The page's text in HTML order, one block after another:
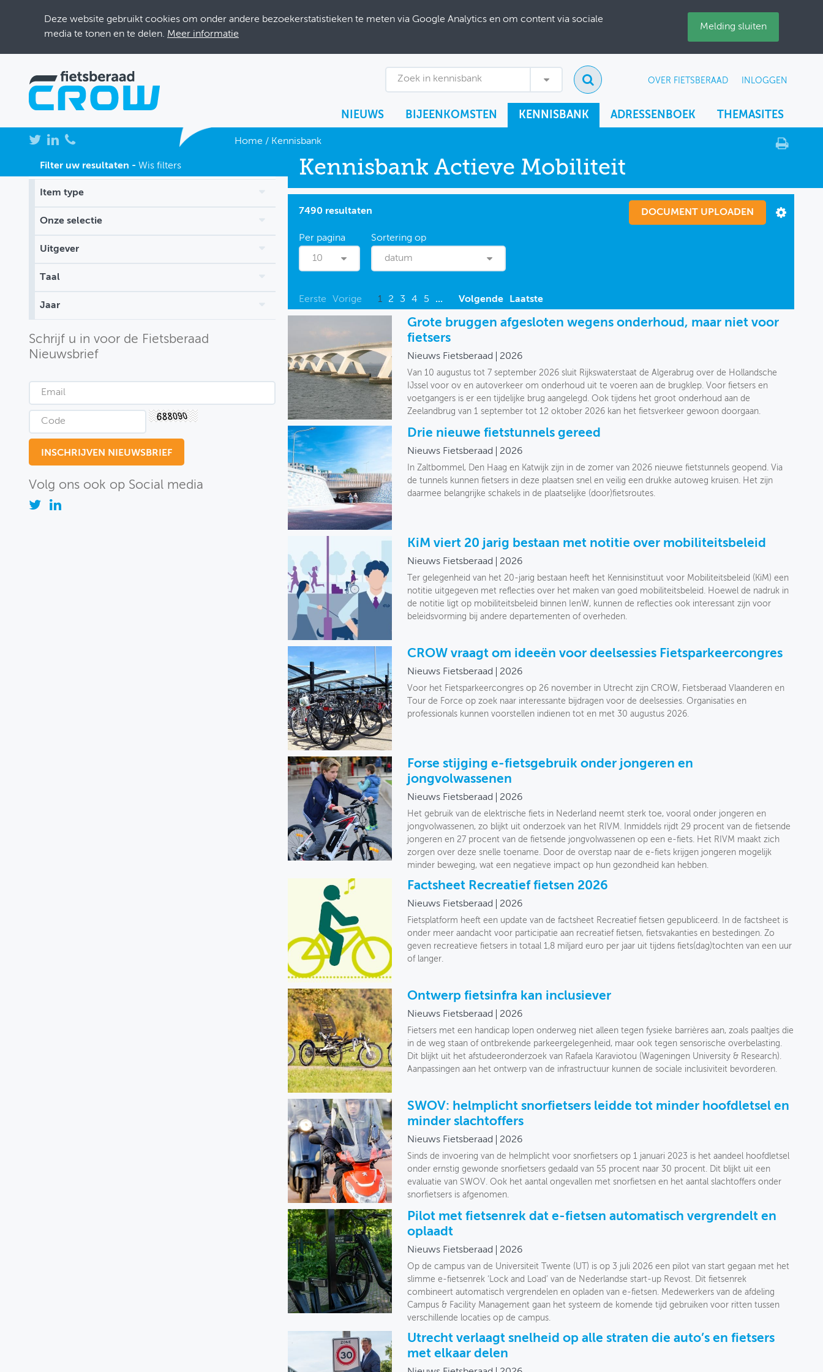
Deze website gebruikt cookies om onder andere bezoekerstatistieken te meten via Google Analytics en om content via sociale
media te tonen en te delen. Meer informatie
Melding sluiten
Zoek in kennisbank OVER FIETSBERAAD INLOGGEN
NIEUWS BIJEENKOMSTEN KENNISBANK ADRESSENBOEK THEMASITES
NIEUWS
BIJEENKOMSTEN
KENNISBANK
ADRESSENBOEK
OVER FIETSBERAAD
Home / Kennisbank
Filter uw resultaten - Wis filters
Item type
Onze selectie
Uitgever
Taal
Jaar
Schrijf u in voor de Fietsberaad
Nieuwsbrief
Volg ons ook op Social media
Kennisbank Actieve Mobiliteit
7490 resultaten DOCUMENT UPLOADEN
10 datum
Eerste Vorige 1 2 3 4 5 ... Volgende Laatste
Grote bruggen afgesloten wegens onderhoud, maar niet voor
fietsers
Nieuws Fietsberaad 2026
Van 10 augustus tot 7 september 2026 sluit Rijkswaterstaat de Algerabrug over de Hollandsche
IJssel voor ov en autoverkeer om onderhoud uit te voeren aan de brugklep. Voor fietsers en
voetgangers is er een tijdelijke brug aangelegd. Ook tijdens het groot onderhoud aan de
Zeelandbrug van 1 september tot 12 oktober 2026 kan het fietsverkeer gewoon doorgaan.
Drie nieuwe fietstunnels gereed
Nieuws Fietsberaad 2026
In Zaltbommel, Den Haag en Katwijk zijn in de zomer van 2026 nieuwe fietstunnels geopend. Via
de tunnels kunnen fietsers in deze plaatsen snel en veilig een drukke autoweg kruisen. Het zijn
daarmee belangrijke schakels in de plaatselijke (door)fietsroutes.
KiM viert 20 jarig bestaan met notitie over mobiliteitsbeleid
Nieuws Fietsberaad 2026
Ter gelegenheid van het 20-jarig bestaan heeft het Kennisinstituut voor Mobiliteitsbeleid (KiM) een
notitie uitgegeven met reflecties over het maken van goed mobiliteitsbeleid. Hoewel de nadruk in
de notitie ligt op mobiliteitsbeleid binnen IenW, kunnen de reflecties ook interessant zijn voor
beleidsvorming bij andere departementen of overheden.
CROW vraagt om ideeën voor deelsessies Fietsparkeercongres
Nieuws Fietsberaad 2026
Voor het Fietsparkeercongres op 26 november in Utrecht zijn CROW, Fietsberaad Vlaanderen en
Tour de Force op zoek naar interessante bijdragen voor de deelsessies. Organisaties en
professionals kunnen voorstellen indienen tot en met 30 augustus 2026.
Forse stijging e-fietsgebruik onder jongeren en
jongvolwassenen
Nieuws Fietsberaad 2026
Het gebruik van de elektrische fiets in Nederland neemt sterk toe, vooral onder jongeren en
jongvolwassenen, zo blijkt uit onderzoek van het RIVM. Inmiddels rijdt 29 procent van de fietsende
jongeren en 27 procent van de fietsende jongvolwassenen op een e-fiets. Het RIVM maakt zich
zorgen over deze snelle toename. Door de overstap naar de e-fiets krijgen jongeren mogelijk
minder beweging, wat een negatieve impact op hun gezondheid kan hebben.
Factsheet Recreatief fietsen 2026
Nieuws Fietsberaad 2026
Fietsplatform heeft een update van de factsheet Recreatief fietsen gepubliceerd. In de factsheet is
onder meer aandacht voor participatie aan recreatief fietsen, fietsvakanties en bestedingen. Zo
geven recreatieve fietsers in totaal 1,8 miljard euro per jaar uit tijdens fiets(dag)tochten van een uur
of langer.
Ontwerp fietsinfra kan inclusiever
Nieuws Fietsberaad 2026
Fietsers met een handicap lopen onderweg niet alleen tegen fysieke barrières aan, zoals paaltjes die
in de weg staan of ontbrekende parkeergelegenheid, maar ook tegen sensorische overbelasting.
Dit blijkt uit het afstudeeronderzoek van Rafaela Karaviotou (Wageningen University & Research).
Aanpassingen aan het ontwerp van de infrastructuur kunnen de sociale inclusiviteit bevorderen.
SWOV: helmplicht snorfietsers leidde tot minder hoofdletsel en
minder slachtoffers
Nieuws Fietsberaad 2026
Sinds de invoering van de helmplicht voor snorfietsers op 1 januari 2023 is het aandeel hoofdletsel
onder ernstig gewonde snorfietsers gedaald van 55 procent naar 30 procent. Dit blijkt uit een
evaluatie van SWOV. Ook het aantal ongevallen met snorfietsen en het aantal slachtoffers onder
snorfietsers is afgenomen.
Pilot met fietsenrek dat e-fietsen automatisch vergrendelt en
oplaadt
Nieuws Fietsberaad 2026
Op de campus van de Universiteit Twente (UT) is op 3 juli 2026 een pilot van start gegaan met het
slimme e-fietsenrek ‘Lock and Load’ van de Nederlandse start-up Revost. Dit fietsenrek
combineert automatisch vergrendelen en opladen van e-fietsen. Medewerkers van de afdeling
Campus & Facility Management gaan het systeem de komende tijd gebruiken voor ritten tussen
verschillende locaties op de campus.
Utrecht verlaagt snelheid op alle straten die auto’s en fietsers
met elkaar delen